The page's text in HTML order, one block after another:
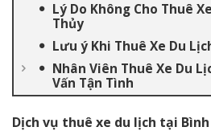
Lý Do Không Cho Thuê
Thủy
Lưu ý Khi Thuê Xe Du
Nhân Viên Thuê Xe Du
Vấn Tận Tình
Dịch vụ thuê xe du lịch tại